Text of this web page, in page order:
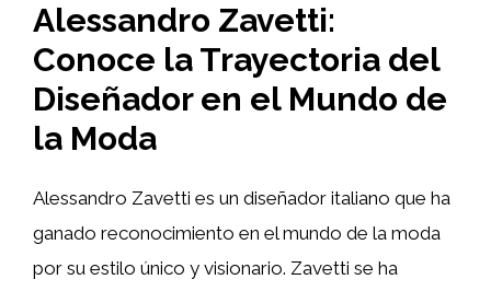
Alessandro Zavetti:
Conoce la Trayectoria del
Diseñador en el Mundo de
la Moda
Alessandro Zavetti es un diseñador italiano que ha
ganado reconocimiento en el mundo de la moda
por su estilo único y visionario. Zavetti se ha